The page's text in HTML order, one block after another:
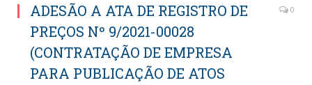
ADESÃO A ATA DE REGISTRO DE
PREÇOS Nº 9/2021-00028
(CONTRATAÇÃO DE EMPRESA
PARA PUBLICAÇÃO DE ATOS
0